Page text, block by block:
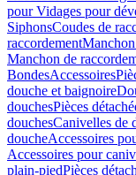
pour Vidages pour
SiphonsCoudes de
raccordement
Manchon de
BondesAccessoires
douche et baignoire
douchesPièces
douchesCanivelles de
doucheAccessoires
Accessoires pour
plain-piedPièces